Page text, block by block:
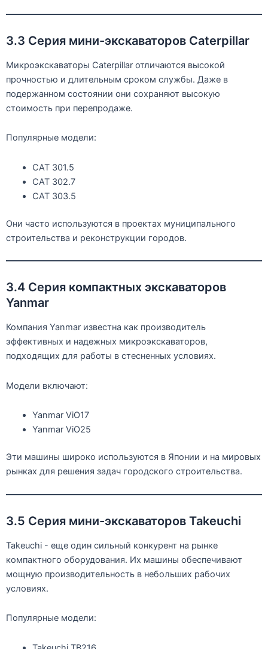
3.3 Серия мини-экскаваторов Caterpillar
Микроэкскаваторы Caterpillar отличаются высокой
прочностью и длительным сроком службы. Даже в
подержанном состоянии они сохраняют высокую
стоимость при перепродаже.
Популярные модели:
CAT 301.5
CAT 302.7
CAT 303.5
Они часто используются в проектах муниципального
строительства и реконструкции городов.
3.4 Серия компактных экскаваторов
Yanmar
Компания Yanmar известна как производитель
эффективных и надежных микроэкскаваторов,
подходящих для работы в стесненных условиях.
Модели включают:
Yanmar ViO17
Yanmar ViO25
Эти машины широко используются в Японии и на мировых
рынках для решения задач городского строительства.
3.5 Серия мини-экскаваторов Takeuchi
Takeuchi - еще один сильный конкурент на рынке
компактного оборудования. Их машины обеспечивают
мощную производительность в небольших рабочих
условиях.
Популярные модели: